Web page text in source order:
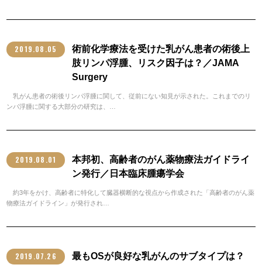
2019.08.05
術前化学療法を受けた乳がん患者の術後上
肢リンパ浮腫、リスク因子は？／JAMA
Surgery
乳がん患者の術後リンパ浮腫に関して、従前にない知見が示された。これまでのリ
ンパ浮腫に関する大部分の研究は、…
2019.08.01
本邦初、高齢者のがん薬物療法ガイドライ
ン発行／日本臨床腫瘍学会
約3年をかけ、高齢者に特化して臓器横断的な視点から作成された「高齢者のがん薬
物療法ガイドライン」が発行され…
2019.07.26 最もOSが良好な乳がんのサブタイプは？